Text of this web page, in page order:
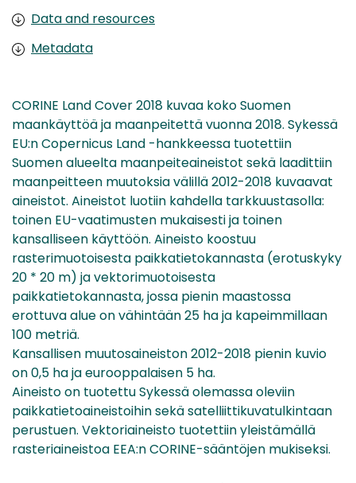
Data and resources
Metadata
CORINE Land Cover 2018 kuvaa koko Suomen
maankäyttöä ja maanpeitettä vuonna 2018. Sykessä
EU:n Copernicus Land -hankkeessa tuotettiin
Suomen alueelta maanpeiteaineistot sekä laadittiin
maanpeitteen muutoksia välillä 2012-2018 kuvaavat
aineistot. Aineistot luotiin kahdella tarkkuustasolla:
toinen EU-vaatimusten mukaisesti ja toinen
kansalliseen käyttöön. Aineisto koostuu
rasterimuotoisesta paikkatietokannasta (erotuskyky
20 * 20 m) ja vektorimuotoisesta
paikkatietokannasta, jossa pienin maastossa
erottuva alue on vähintään 25 ha ja kapeimmillaan
100 metriä.
Kansallisen muutosaineiston 2012-2018 pienin kuvio
on 0,5 ha ja eurooppalaisen 5 ha.
Aineisto on tuotettu Sykessä olemassa oleviin
paikkatietoaineistoihin sekä satelliittikuvatulkintaan
perustuen. Vektoriaineisto tuotettiin yleistämällä
rasteriaineistoa EEA:n CORINE-sääntöjen mukiseksi.